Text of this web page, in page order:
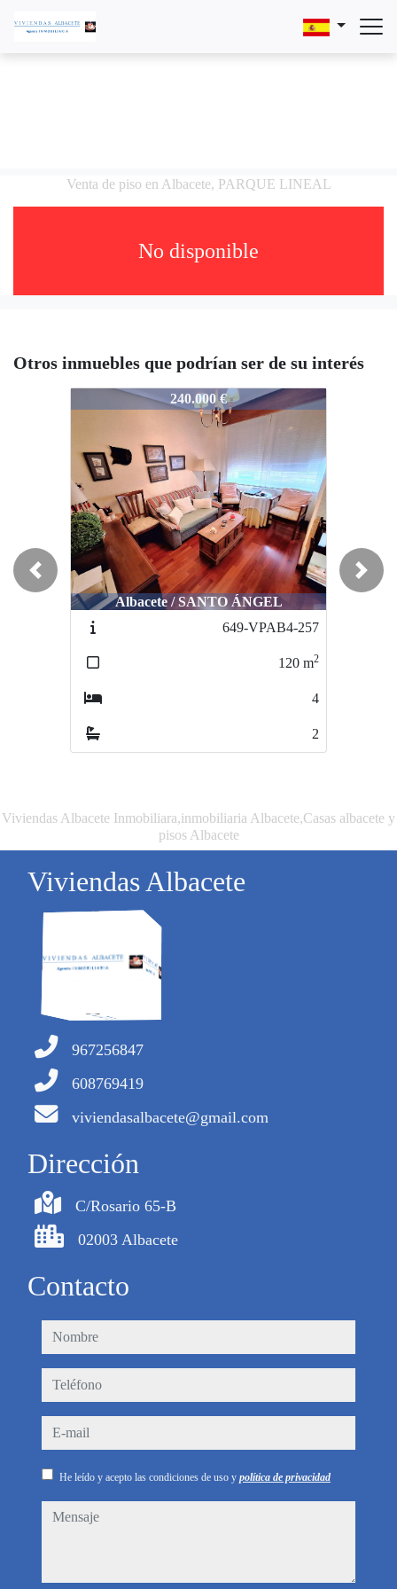
Venta de piso en Albacete, PARQUE LINEAL
No disponible
Otros inmuebles que podrían ser de su interés
1193-VPAB3-477240.000 €
Albacete / SANTO ÁNGEL
649-VPAB4-257
120 m2
4
2
Previous Next
Viviendas Albacete Inmobiliara,inmobiliaria Albacete,Casas albacete y
pisos Albacete
Viviendas Albacete
967256847
608769419
viviendasalbacete@gmail.com
Dirección
C/Rosario 65-B
02003 Albacete
Contacto
nombre
teléfono
e-mail
He leído y acepto las condiciones de uso y política de privacidad
mensaje